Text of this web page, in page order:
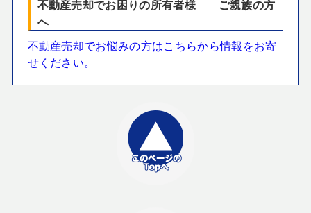
不動産売却でお困りの所有者様 ご親族の方
へ
不動産売却でお悩みの方はこちらから情報をお寄
せください。